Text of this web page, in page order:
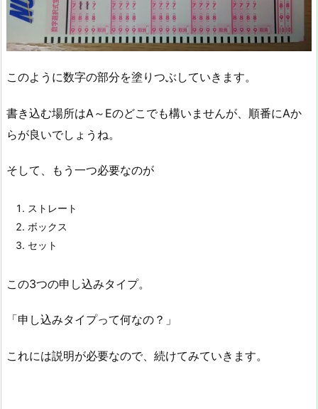
このように数字の部分を塗りつぶしていきます。
書き込む場所はA～Eのどこでも構いませんが、順番にAか
らが良いでしょうね。
そして、もう一つ必要なのが
ストレート
ボックス
セット
この3つの申し込みタイプ。
「申し込みタイプって何なの？」
これには説明が必要なので、続けてみていきます。